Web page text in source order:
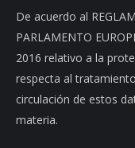
De acuerdo al
PARLAMENTO
2016 relativo a la
respecta al
circulación de estos
materia.